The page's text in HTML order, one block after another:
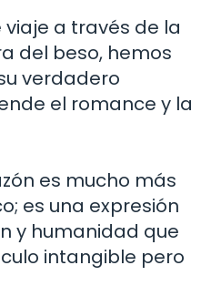
a través de la
del beso, hemos
verdadero
el romance y la
es mucho más
es una expresión
y humanidad que
intangible pero